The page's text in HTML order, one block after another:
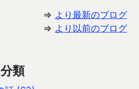
⇒ より最新のブログ
⇒ より以前のブログ
類